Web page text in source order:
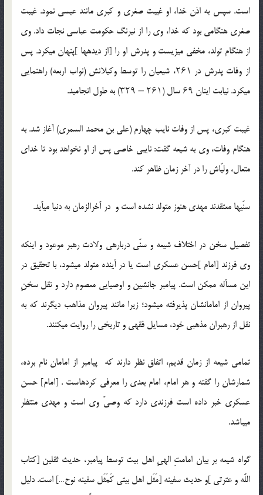
است. سپس به اذن خدا، او غیبت صغری‏ و کبری‏ مانند عیسی نمود. غیبت
صغری‏ هنگامی بود که خدا، وی را از نیرنگ حکومت عباسی نجات داد. وی
از هنگام تولد، مخفی می‏زیست و پدرش او را [از دیده‏ها ]پنهان می‏کرد. پس
از وفات پدرش در ۲۶۱، شیعیان را توسط وکیلانش (نواب اربعه) راهنمایی
می‏کرد. نیابت اینان ۶۹ سال (۲۶۱ – ۳۲۹) به طول انجامید.
غیبت کبری‏، پس از وفات نایب چهارم (علی بن محمد السمری) آغاز شد. به
هنگام وفات، وی به شیعه گفت: نایبی خاصی پس از او نخواهد بود تا خدای
متعال، ولیّ‏اش را در آخر زمان ظاهر کند.
سنّی‏ها معتقدند مهدی هنوز متولد نشده است و در آخرالزمان به دنیا می‏آید.
تفصیل سخن در اختلاف شیعه و سنّی درباره‏ی ولادت رهبر موعود و این‏که
وی فرزند [امام ]حسن عسکری است یا در آینده متولد می‏شود، با تحقیق در
این مسأله ممکن است. پیامبر جانشین و اوصیایی معصوم دارد و نقل سخنِ
پیروان از امامان‏شان پذیرفته می‏شود؛ زیرا مانند پیروان مذاهب دیگرند که به
نقل از رهبران مذهبی خود، مسایل فقهی و تاریخی را روایت می‏کنند.
تمامی شیعه از زمان قدیم، اتفاق نظر دارند که پیامبر از امامان نام برده،
شمارشان را گفته و هر امام، امام بعدی را معرفی کرده‏است . [امام‏] حسن
عسکری خبر داده است فرزندی دارد که وصیّ وی است و مهدی منتظر
می‏باشد.
گواه شیعه بر بیان امامتِ الهیِ اهل بیت توسط پیامبر، حدیث ثقلین [کتاب
اللَّه و عترتی ]و حدیث سفینه [مَثَل اهل بیتی کَمَثَل سفینه نوح…] است. دلیل